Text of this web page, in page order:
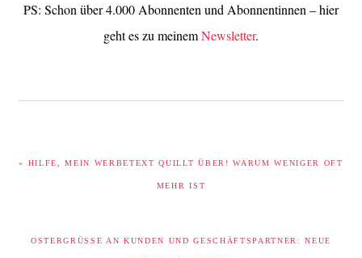
PS: Schon über 4.000 Abonnenten und Abonnentinnen – hier
geht es zu meinemNewsletter.
BEITRAG:
« HILFE, MEIN WERBETEXT QUILLT ÜBER! WARUM WENIGER OFT
MEHR IST
BEITRAG:
OSTERGRÜSSE AN KUNDEN UND GESCHÄFTSPARTNER: NEUE S